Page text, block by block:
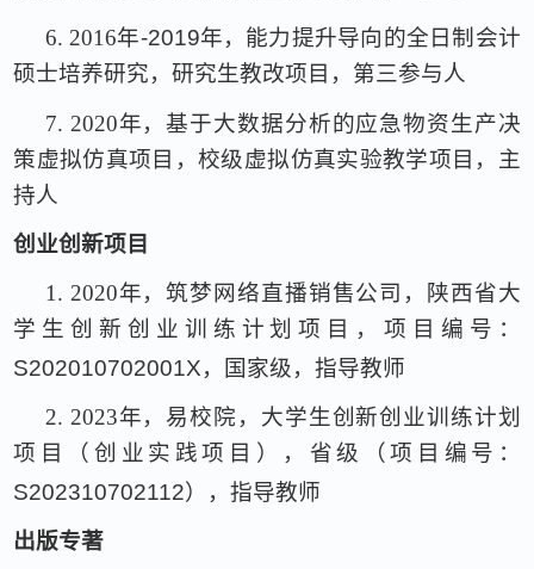
6.2016年-2019年，能力提升导向的全日制会计
硕士培养研究，研究生教改项目，第三参与人
7. 2020年，基于大数据分析的应急物资生产决
策虚拟仿真项目，校级虚拟仿真实验教学项目，主
持人
创业创新项目
1. 2020年，筑梦网络直播销售公司，陕西省大
学生创新创业训练计划项目，项目编号：
S202010702001X，国家级，指导教师
2. 2023年，易校院，大学生创新创业训练计划
项目（创业实践项目），省级（项目编号：
S202310702112），指导教师
出版专著